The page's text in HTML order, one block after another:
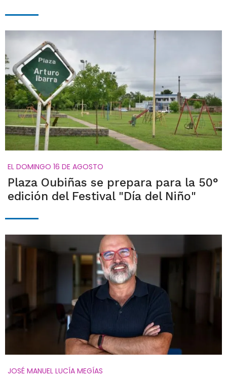
EL DOMINGO 16 DE AGOSTO
Plaza Oubiñas se prepara para la 50°
edición del Festival "Día del Niño"
JOSÉ MANUEL LUCÍA MEGÍAS